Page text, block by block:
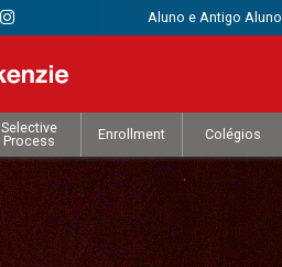
Aluno e Antigo Aluno
Selective
Process
Enrollment Colégios